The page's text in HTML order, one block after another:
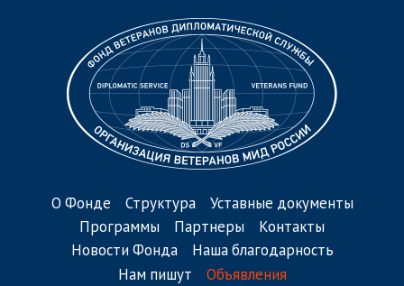
О Фонде Структура
Уставные документы
Программы
Партнеры
Контакты
Новости Фонда
Наша благодарность
Нам пишут
Объявления